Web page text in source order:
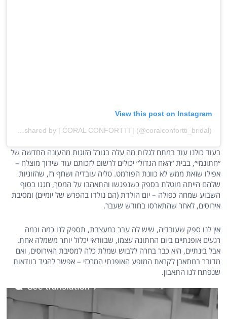
View this post on Instagram
A post shared by | CORAL CONFORTTI | (@coralconfortti_bridal)
בעוד כולנו עוד במתח לגלות מה עלה בגורל הזוגות מהעונה החדשה של
״חתונמי״, בבית ״האח הגדול״ יכולים לרשום לזכותם עוד שידוך מוצלח –
אפילו שזאת ממש לא כוונת הפורמט. טליה עובדיה ושחף רז, שהזוגיות
שלהם הייתה מוטלת בספק כשנפגשו והתאהבו על המסך, חגגו בסוף
השבוע שמחה כפולה – יום הולדת (הם נולדו בהפרש של יומיים) ומסיבת
אירוסים, לאחר שהתארסו בחודש שעבר.
אין לנו ספק שעובדיה, שיש לה עבר כמעצבת, תספק לנו כמה וכמה
רגעים אופנתיים ביום החתונה עצמו, שבוודאי יכלול יותר משמלה אחת.
אבל בינתיים, היא כבר בחרה ללבוש שמלת כלה למסיבת האירוסים, ואם
מדובר במתאבן לקראת המופע האופנתי המרכזי – אפשר להגיד בוודאות
שנפתח לנו התאבון.